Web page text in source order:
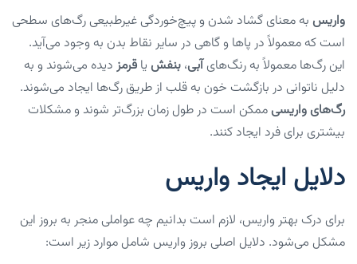
واریس به معنای گشاد شدن و پیچ‌خوردگی غیرطبیعی رگ‌های سطحی
است که معمولاً در پاها و گاهی در سایر نقاط بدن به وجود می‌آید.
این رگ‌ها معمولاً به رنگ‌هایآبی، بنفش یا قرمز دیده می‌شوند و به
دلیل ناتوانی در بازگشت خون به قلب از طریق رگ‌ها ایجاد می‌شوند.
رگ‌های واریسیممکن است در طول زمان بزرگ‌تر شوند و مشکلات
بیشتری برای فرد ایجاد کنند.
دلایل ایجاد واریس
برای درک بهتر واریس، لازم است بدانیم چه عواملی منجر به بروز این
مشکل می‌شود. دلایل اصلی بروز واریس شامل موارد زیر است: